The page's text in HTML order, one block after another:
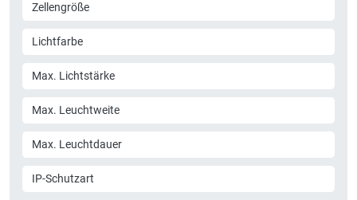
Zellengröße
Lichtfarbe
Max. Lichtstärke
Max. Leuchtweite
Max. Leuchtdauer
IP-Schutzart